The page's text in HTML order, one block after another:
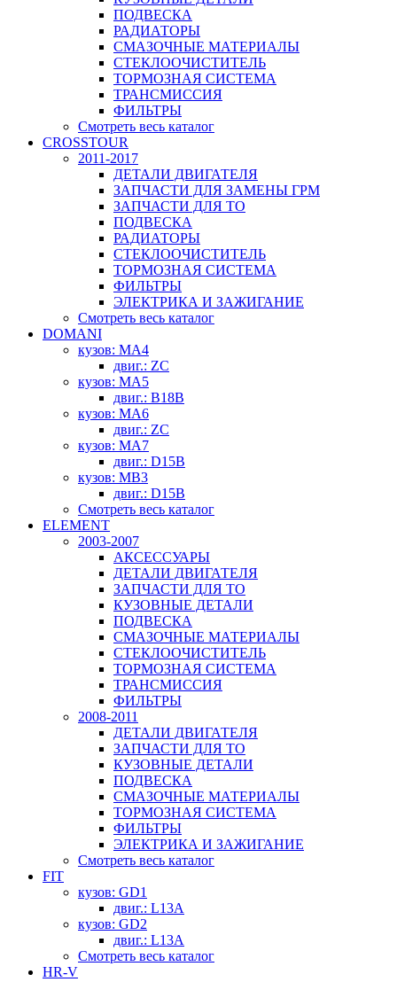
ПОДВЕСКА
РАДИАТОРЫ
СМАЗОЧНЫЕ МАТЕРИАЛЫ
СТЕКЛООЧИСТИТЕЛЬ
ТОРМОЗНАЯ СИСТЕМА
ТРАНСМИССИЯ
ФИЛЬТРЫ
Смотреть весь каталог
CROSSTOUR
2011-2017
ДЕТАЛИ ДВИГАТЕЛЯ
ЗАПЧАСТИ ДЛЯ ЗАМЕНЫ ГРМ
ЗАПЧАСТИ ДЛЯ ТО
ПОДВЕСКА
РАДИАТОРЫ
СТЕКЛООЧИСТИТЕЛЬ
ТОРМОЗНАЯ СИСТЕМА
ФИЛЬТРЫ
ЭЛЕКТРИКА И ЗАЖИГАНИЕ
Смотреть весь каталог
DOMANI
кузов: MA4
двиг.: ZC
кузов: MA5
двиг.: B18B
кузов: MA6
двиг.: ZC
кузов: MA7
двиг.: D15B
кузов: MB3
двиг.: D15B
Смотреть весь каталог
ELEMENT
2003-2007
АКСЕССУАРЫ
ДЕТАЛИ ДВИГАТЕЛЯ
ЗАПЧАСТИ ДЛЯ ТО
КУЗОВНЫЕ ДЕТАЛИ
ПОДВЕСКА
СМАЗОЧНЫЕ МАТЕРИАЛЫ
СТЕКЛООЧИСТИТЕЛЬ
ТОРМОЗНАЯ СИСТЕМА
ТРАНСМИССИЯ
ФИЛЬТРЫ
2008-2011
ДЕТАЛИ ДВИГАТЕЛЯ
ЗАПЧАСТИ ДЛЯ ТО
КУЗОВНЫЕ ДЕТАЛИ
ПОДВЕСКА
СМАЗОЧНЫЕ МАТЕРИАЛЫ
ТОРМОЗНАЯ СИСТЕМА
ФИЛЬТРЫ
ЭЛЕКТРИКА И ЗАЖИГАНИЕ
Смотреть весь каталог
FIT
кузов: GD1
двиг.: L13A
кузов: GD2
двиг.: L13A
Смотреть весь каталог
HR-V